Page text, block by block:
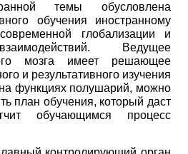
темы обусловлена
обучения иностранному
глобализации и
Ведущее
мозга имеет решающее
и результативного изучения
функциях полушарий, можно
план обучения, который даст
обучающимся процесс